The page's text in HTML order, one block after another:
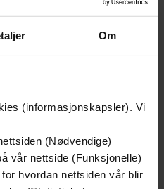
Om
(informasjonskapsler). Vi
(Nødvendige)
vår nettside (Funksjonelle)
hvordan nettsiden vår blir